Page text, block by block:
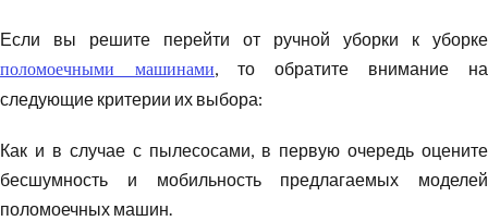
Если вы решите перейти от ручной уборки к уборке
поломоечными машинами, то обратите внимание на
следующие критерии их выбора:
Как и в случае с пылесосами, в первую очередь оцените
бесшумность и мобильность предлагаемых моделей
поломоечных машин.